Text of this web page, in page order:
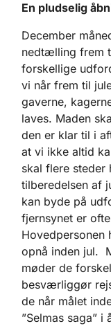
En pludselig
December
nedtælling frem
forskellige
vi når frem til
gaverne,
laves. Maden
den er klar til i
at vi ikke altid
skal flere steder
tilberedelsen af
kan byde på
fjernsynet er
Hovedpersonen
opnå inden jul.
møder de
besværliggør
de når målet
”Selmas saga”